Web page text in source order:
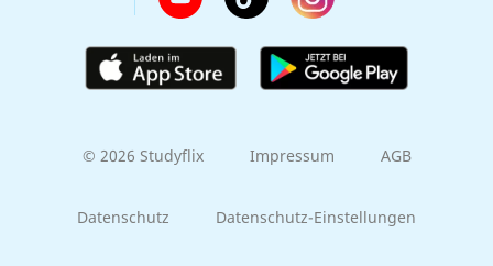
© 2026 Studyflix Impressum AGB
Datenschutz Datenschutz-Einstellungen